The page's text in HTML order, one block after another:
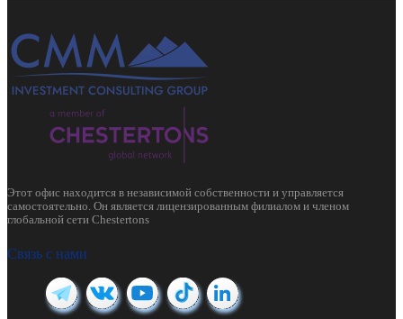
Этот офис находится в независимой собственности и управляется
самостоятельно. Он является лицензированным филиалом и членом
глобальной сети Chestertons
Связь с нами